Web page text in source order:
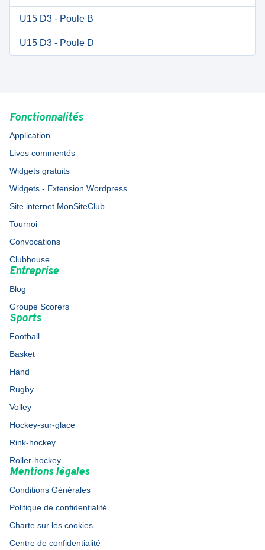
U15 D3 - Poule B
U15 D3 - Poule D
Fonctionnalités
Application
Lives commentés
Widgets gratuits
Widgets - Extension Wordpress
Site internet MonSiteClub
Tournoi
Convocations
Clubhouse
Entreprise
Blog
Groupe Scorers
Sports
Football
Basket
Hand
Rugby
Volley
Hockey-sur-glace
Rink-hockey
Roller-hockey
Mentions légales
Conditions Générales
Politique de confidentialité
Charte sur les cookies
Centre de confidentialité